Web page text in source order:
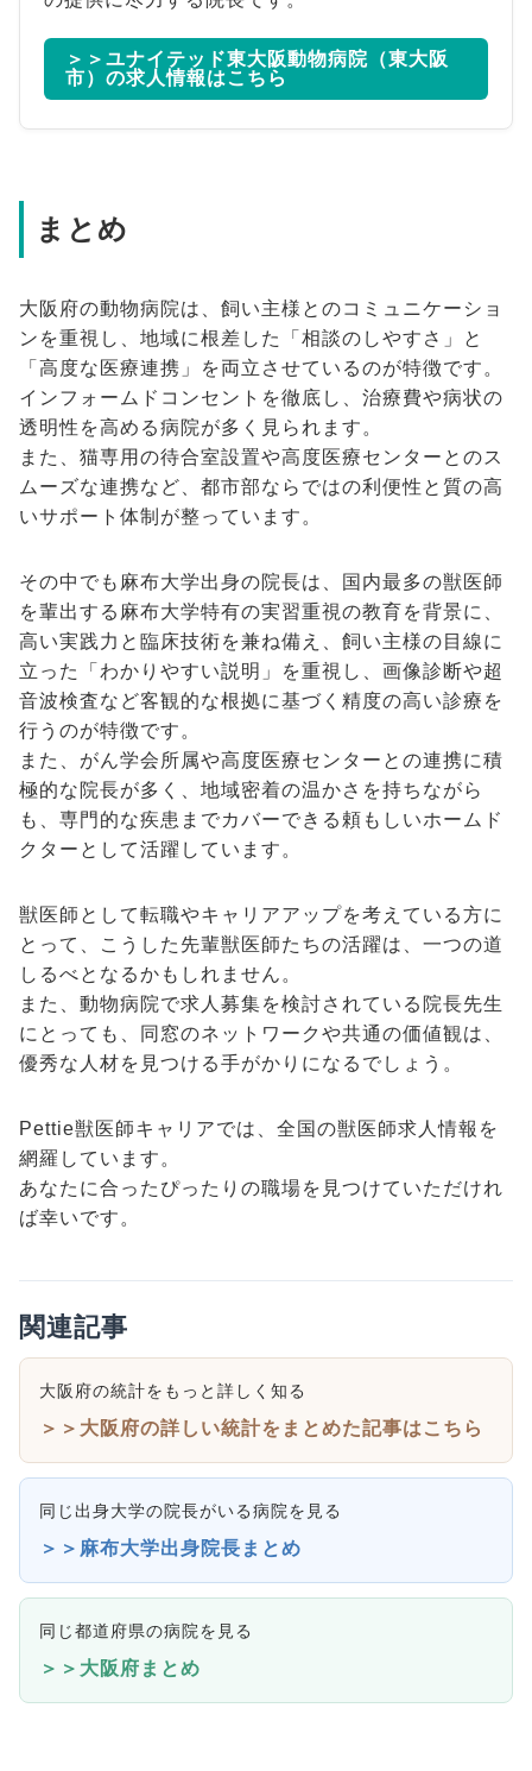
＞＞ユナイテッド東大阪動物病院（東大阪
市）の求人情報はこちら
まとめ
大阪府の動物病院は、飼い主様とのコミュニケーショ
ンを重視し、地域に根差した「相談のしやすさ」と
「高度な医療連携」を両立させているのが特徴です。
インフォームドコンセントを徹底し、治療費や病状の
透明性を高める病院が多く見られます。
また、猫専用の待合室設置や高度医療センターとのス
ムーズな連携など、都市部ならではの利便性と質の高
いサポート体制が整っています。
その中でも麻布大学出身の院長は、国内最多の獣医師
を輩出する麻布大学特有の実習重視の教育を背景に、
高い実践力と臨床技術を兼ね備え、飼い主様の目線に
立った「わかりやすい説明」を重視し、画像診断や超
音波検査など客観的な根拠に基づく精度の高い診療を
行うのが特徴です。
また、がん学会所属や高度医療センターとの連携に積
極的な院長が多く、地域密着の温かさを持ちながら
も、専門的な疾患までカバーできる頼もしいホームド
クターとして活躍しています。
獣医師として転職やキャリアアップを考えている方に
とって、こうした先輩獣医師たちの活躍は、一つの道
しるべとなるかもしれません。
また、動物病院で求人募集を検討されている院長先生
にとっても、同窓のネットワークや共通の価値観は、
優秀な人材を見つける手がかりになるでしょう。
Pettie獣医師キャリアでは、全国の獣医師求人情報を
網羅しています。
あなたに合ったぴったりの職場を見つけていただけれ
ば幸いです。
関連記事
大阪府の統計をもっと詳しく知る
＞＞大阪府の詳しい統計をまとめた記事はこちら
同じ出身大学の院長がいる病院を見る
＞＞麻布大学出身院長まとめ
同じ都道府県の病院を見る
＞＞大阪府まとめ